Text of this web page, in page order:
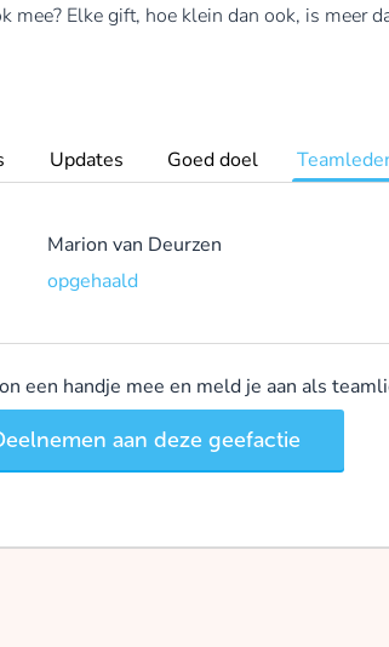
mee? Elke gift, hoe klein dan ook, is meer
Updates Goed doel
Marion van Deurzen
opgehaald
een handje mee en meld je aan als
aan deze geefactie